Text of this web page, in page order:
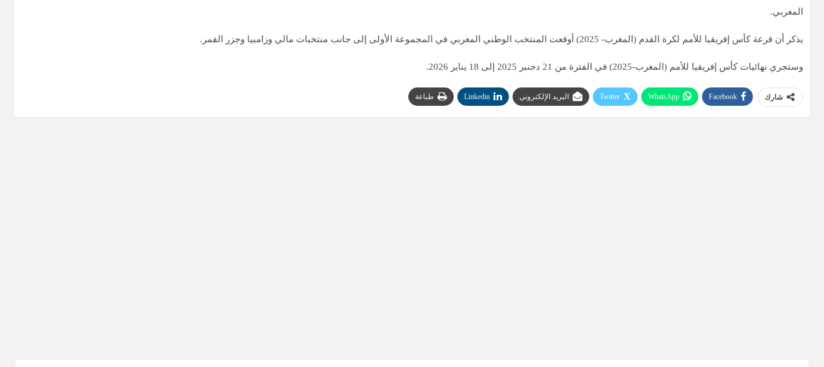
المغربي.
يذكر أن قرعة كأس إفريقيا للأمم لكرة القدم (المغرب- 2025) أوقعت المنتخب الوطني المغربي في المجموعة الأولى إلى جانب منتخبات مالي وزامبيا وجزر القمر.
وستجري نهائيات كأس إفريقيا للأمم (المغرب-2025) في الفترة من 21 دجنبر 2025 إلى 18 يناير 2026.
شارك Facebook
WhatsApp
Twitter البريد الإلكتروني Linkedin طباعة